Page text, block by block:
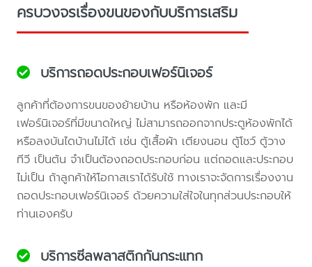
ครบวงจรเรื่องขนของกับบริการเสริม
บริการถอดประกอบเฟอร์นิเจอร์
ลูกค้าที่ต้องการขนของย้ายบ้าน หรือห้องพัก และมี
เฟอร์นิเจอร์ที่มีขนาดใหญ่ ไม่สามารถออกจากประตูห้องพักได้
หรือลงบันไดบ้านไม่ได้ เช่น ตู้เสื้อผ้า เตียงนอน ตู้โชว์ ตู้วาง
ทีวี เป็นต้น จำเป็นต้องถอดประกอบก่อน แต่ถอดและประกอบ
ไม่เป็น ถ้าลูกค้าให้โอกาสเราได้รับใช้ ทางเราจะจัดการเรื่องงาน
ถอดประกอบเฟอร์นิเจอร์ ด้วยความใส่ใจในทุกส่วนประกอบให้
ท่านเองครับ
บริการซีลพลาสติกกันกระแทก